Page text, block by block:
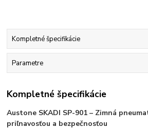
Kompletné špecifikácie
Parametre
Kompletné špecifikácie
Austone SKADI SP-901 – Zimná
priľnavosťou a bezpečnosťou